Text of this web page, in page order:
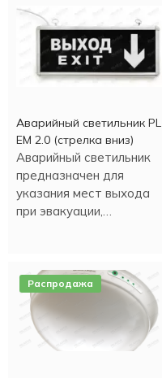
Аварийный светильник PL
EM 2.0 (стрелка вниз)
Аварийный светильник
предназначен для
указания мест выхода
при эвакуации,
Распродажа